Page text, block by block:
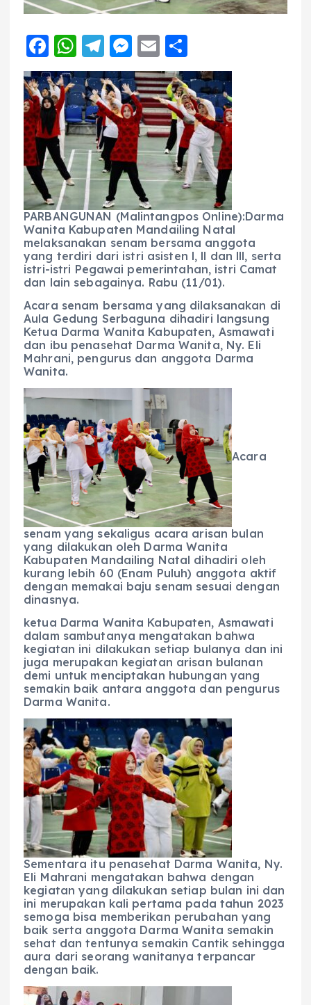
F
a
c
e
b
o
o
k
W
h
a
ts
A
p
p
T
el
e
g
r
a
m
M
e
ss
e
n
g
er
E
m
ai
l
h
a
re
PARBANGUNAN (Malintangpos Online):Darma
Wanita Kabupaten Mandailing Natal
melaksanakan senam bersama anggota
yang terdiri dari istri asisten l, ll dan lll, serta
istri-istri Pegawai pemerintahan, istri Camat
dan lain sebagainya. Rabu (11/01).
Acara senam bersama yang dilaksanakan di
Aula Gedung Serbaguna dihadiri langsung
Ketua Darma Wanita Kabupaten, Asmawati
dan ibu penasehat Darma Wanita, Ny. Eli
Mahrani, pengurus dan anggota Darma
Wanita.
Acara
senam yang sekaligus acara arisan bulan
yang dilakukan oleh Darma Wanita
Kabupaten Mandailing Natal dihadiri oleh
kurang lebih 60 (Enam Puluh) anggota aktif
dengan memakai baju senam sesuai dengan
dinasnya.
ketua Darma Wanita Kabupaten, Asmawati
dalam sambutanya mengatakan bahwa
kegiatan ini dilakukan setiap bulanya dan ini
juga merupakan kegiatan arisan bulanan
demi untuk menciptakan hubungan yang
semakin baik antara anggota dan pengurus
Darma Wanita.
Sementara itu penasehat Darma Wanita, Ny.
Eli Mahrani mengatakan bahwa dengan
kegiatan yang dilakukan setiap bulan ini dan
ini merupakan kali pertama pada tahun 2023
semoga bisa memberikan perubahan yang
baik serta anggota Darma Wanita semakin
sehat dan tentunya semakin Cantik sehingga
aura dari seorang wanitanya terpancar
dengan baik.